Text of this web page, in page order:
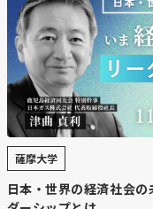
https://
np.co.jp/article/
【要約】
・ニセコ「
ワールド・スキー・
「ニッコースタイル
薩摩大学
日本・世界の経済社会